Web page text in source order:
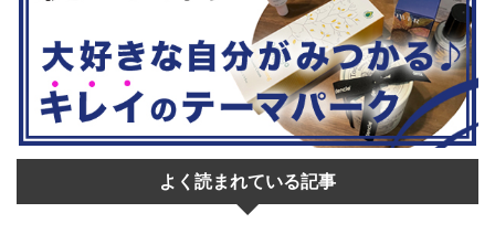
よく読まれている記事